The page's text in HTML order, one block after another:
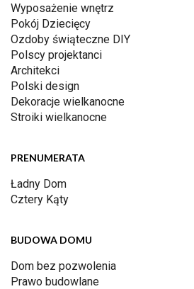
Wyposażenie wnętrz
Pokój Dziecięcy
Ozdoby świąteczne DIY
Polscy projektanci
Architekci
Polski design
Dekoracje wielkanocne
Stroiki wielkanocne
PRENUMERATA
Ładny Dom
Cztery Kąty
BUDOWA DOMU
Dom bez pozwolenia
Prawo budowlane